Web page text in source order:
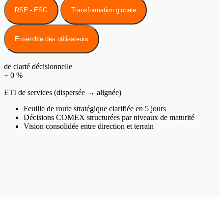
RSE - ESG Transformation globale
Ensemble des utilisateurs
de clarté décisionnelle
+ 0 %
ETI de services (dispersée → alignée)
Feuille de route stratégique clarifiée en 5 jours
Décisions COMEX structurées par niveaux de maturité
Vision consolidée entre direction et terrain